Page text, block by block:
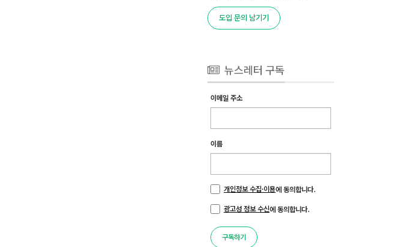
도입 문의 남기기
뉴스레터 구독
이메일 주소
이름
개인정보 수집·이용에 동의합니다.
광고성 정보 수신에 동의합니다.
구독하기